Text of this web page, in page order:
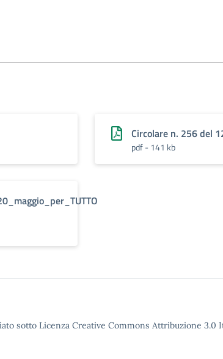
Circolare n. 256 del
pdf - 141 kb
sotto Licenza Creative Commons Attribuzione 3.0